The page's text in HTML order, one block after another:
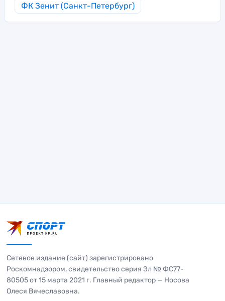
ФК Зенит (Санкт-Петербург)
Сетевое издание (сайт) зарегистрировано
Роскомнадзором, свидетельство серия Эл № ФС77-
80505 от 15 марта 2021 г. Главный редактор — Носова
Олеся Вячеславовна.